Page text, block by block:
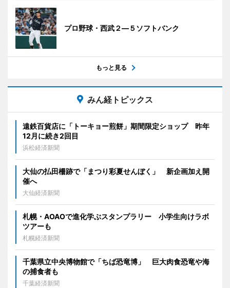
プロ野球・西武２―５ソフトバンク
もっと見る
みん経トピックス
遠鉄百貨店に「トーキョー煎餅」期間限定ショップ 昨年
12月に続き2回目
浜松経済新聞
大仙の払田柵跡で「まつり彩夏せんぼく」 新企画加え開
催へ
大仙経済新聞
札幌・AOAOで進化学ぶスタンプラリー 小学生向けラボ
ツアーも
札幌経済新聞
千葉県立中央博物館で「ちば恐竜博」 巨大肉食恐竜や海
の捕食者も
千葉経済新聞